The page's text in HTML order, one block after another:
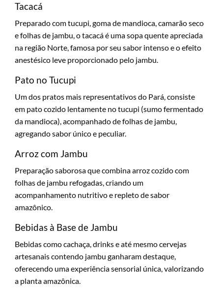
Tacacá
Preparado com tucupi, goma de mandioca, camarão seco
e folhas de jambu, o tacacá é uma sopa quente apreciada
na região Norte, famosa por seu sabor intenso e o efeito
anestésico leve proporcionado pelo jambu.
Pato no Tucupi
Um dos pratos mais representativos do Pará, consiste
em pato cozido lentamente no tucupi (sumo fermentado
da mandioca), acompanhado de folhas de jambu,
agregando sabor único e peculiar.
Arroz com Jambu
Preparação saborosa que combina arroz cozido com
folhas de jambu refogadas, criando um
acompanhamento nutritivo e repleto de sabor
amazônico.
Bebidas à Base de Jambu
Bebidas como cachaça, drinks e até mesmo cervejas
artesanais contendo jambu ganharam destaque,
oferecendo uma experiência sensorial única, valorizando
a planta amazônica.